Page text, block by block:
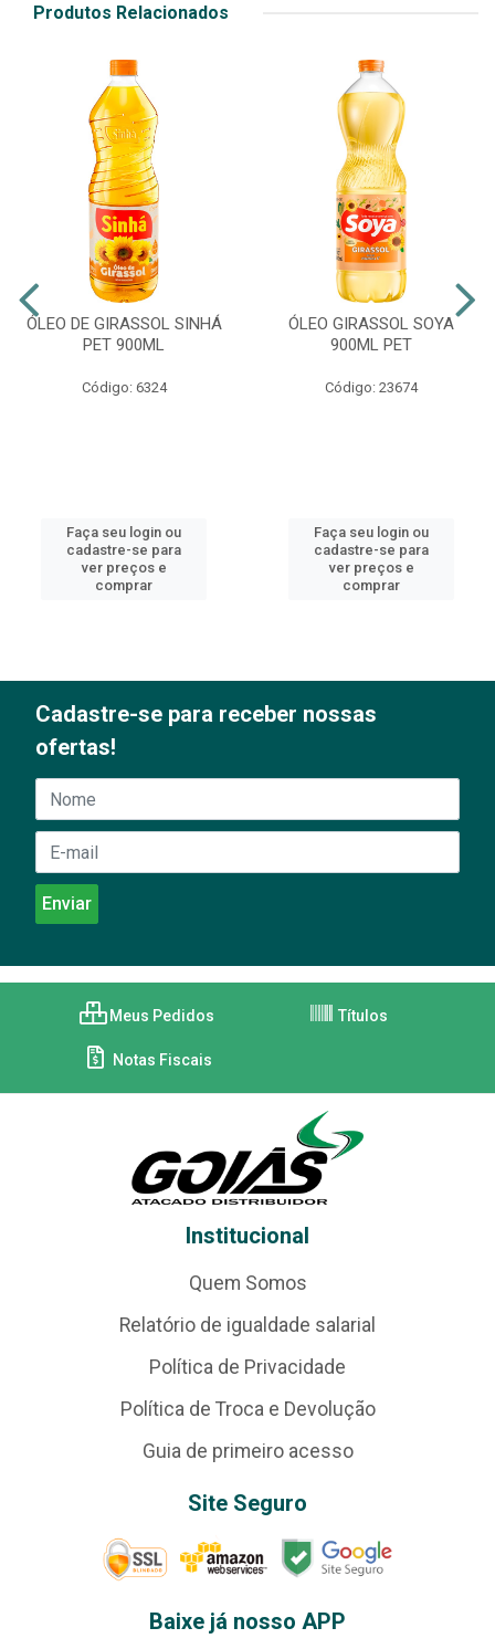
Produtos Relacionados
ÓLEO DE GIRASSOL SINHÁ
PET 900ML
Código: 6324
Faça seu login ou
cadastre-se para
ver preços e
comprar
ÓLEO GIRASSOL SOYA
900ML PET
Código: 23674
Faça seu login ou
cadastre-se para
ver preços e
comprar
Cadastre-se para receber nossas
ofertas!
Meus Pedidos Títulos
Notas Fiscais
Institucional
Quem Somos
Relatório de igualdade salarial
Política de Privacidade
Política de Troca e Devolução
Guia de primeiro acesso
Site Seguro
Baixe já nosso APP